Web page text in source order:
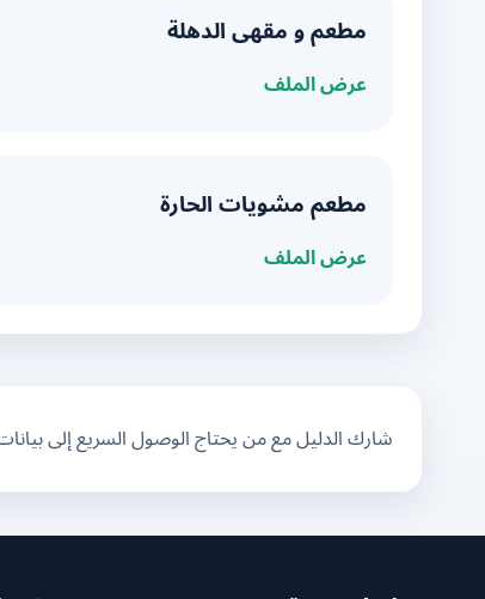
مطعم و مقهى الدهلة
عرض الملف
مطعم مشويات الحارة
عرض الملف
شارك الدليل مع من يحتاج الوصول السريع إلى